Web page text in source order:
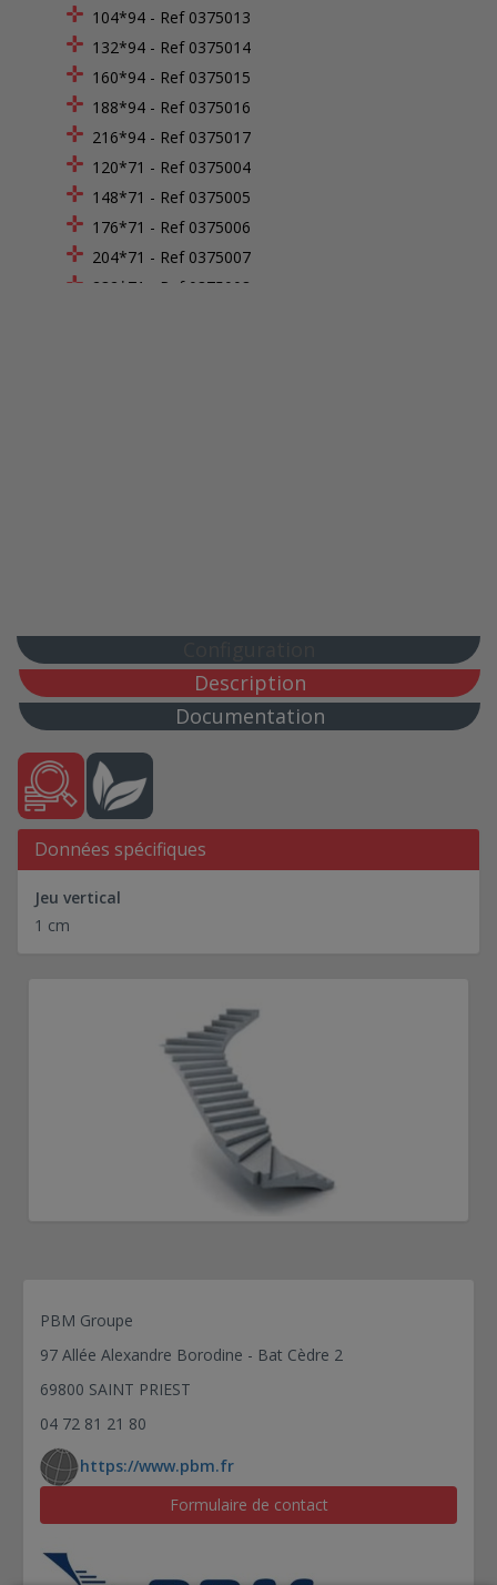
104*94 - Ref 0375013
132*94 - Ref 0375014
160*94 - Ref 0375015
188*94 - Ref 0375016
216*94 - Ref 0375017
120*71 - Ref 0375004
148*71 - Ref 0375005
176*71 - Ref 0375006
204*71 - Ref 0375007
232*71 - Ref 0375008
179*46 - Ref 0375041
192*48 - Ref 0375029
84*50 - Ref 0375067
107*50 - Ref 0375066
130*50 - Ref 0375065
153*50 - Ref 0375044
227*70 - Ref 0375020
Description
Documentation
Données spécifiques
Jeu vertical
1 cm
PBM Groupe
97 Allée Alexandre Borodine - Bat Cèdre 2
69800 SAINT PRIEST
04 72 81 21 80
https://www.pbm.fr
Formulaire de contact